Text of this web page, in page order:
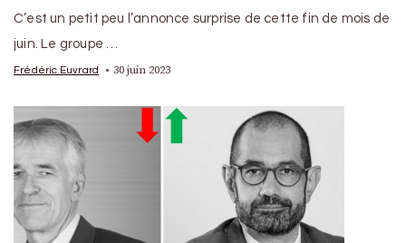
C’est un petit peu l’annonce surprise de cette fin de mois de
juin. Le groupe …
Frédéric Euvrard 30 juin 2023